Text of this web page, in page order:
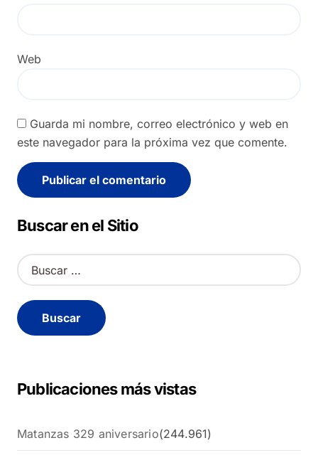
Web
Guarda mi nombre, correo electrónico y web en
este navegador para la próxima vez que comente.
Alternative:
Buscar en el Sitio
B
u
c
a
Publicaciones más vistas
Matanzas 329 aniversario(244.961)